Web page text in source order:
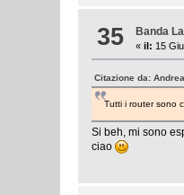
35 Banda
«il: 15
Citazione da:
Tutti i router sono
Si beh, mi sono
ciao